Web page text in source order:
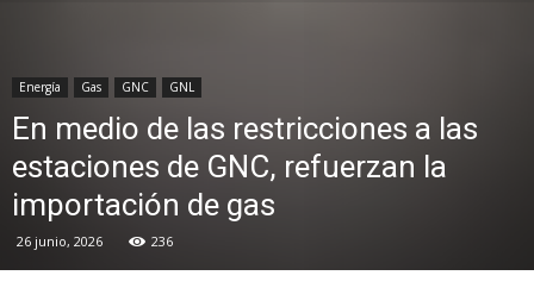
Energía Gas GNC GNL
En medio de las restricciones a las
estaciones de GNC, refuerzan la
importación de gas
26 junio, 2026 236